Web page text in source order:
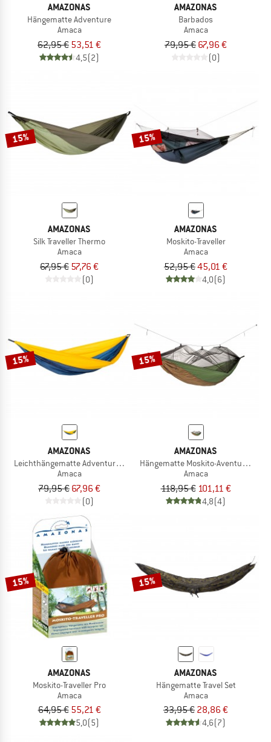
AMAZONAS
Hängematte Adventure
Amaca
62,95 € 53,51 €
4,5(2)
AMAZONAS
Barbados
Amaca
79,95 € 67,96 €
(0)
15%
AMAZONAS
Silk Traveller Thermo
Amaca
67,95 € 57,76 €
(0)
15%
AMAZONAS
Moskito-Traveller
Amaca
52,95 €45,01 €
4,0(6)
15%
AMAZONAS
Leichthängematte Adventure XXL Nemo
Amaca
79,95 € 67,96 €
(0)
15%
AMAZONAS
Hängematte Moskito-Aventure
Amaca
118,95 € 101,11 €
4,8(4)
15%
AMAZONAS
Moskito-Traveller Pro
Amaca
64,95 € 55,21 €
5,0(5)
15%
AMAZONAS
Hängematte Travel Set
Amaca
33,95 € 28,86 €
4,6(7)